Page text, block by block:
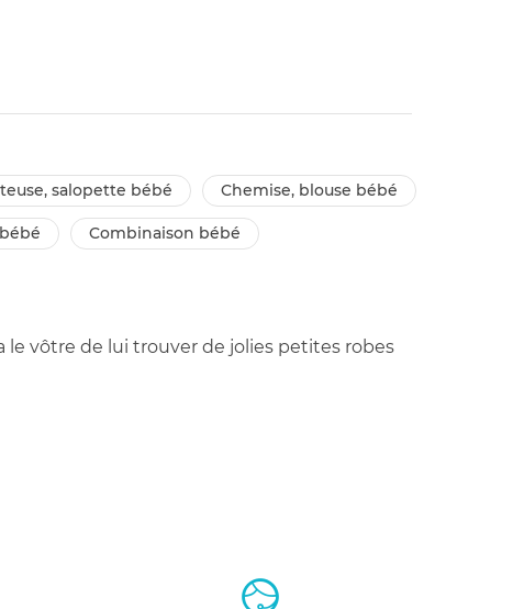
salopette bébé chemise, blouse bébé
combinaison bébé
le vôtre de lui trouver de jolies petites robes
tenue qui la sublimera aux yeux de tous.
fragile de votre ange et le coton est issu de